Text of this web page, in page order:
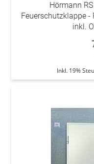
Hörmann
Feuerschutzklappe
inkl.
Inkl. 19%